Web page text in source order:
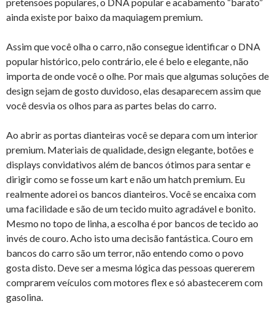
ainda existe por baixo da maquiagem premium.
Assim que você olha o carro, não consegue identificar o DNA
popular histórico, pelo contrário, ele é belo e elegante, não
importa de onde você o olhe. Por mais que algumas soluções de
design sejam de gosto duvidoso, elas desaparecem assim que
você desvia os olhos para as partes belas do carro.
Ao abrir as portas dianteiras você se depara com um interior
premium. Materiais de qualidade, design elegante, botões e
displays convidativos além de bancos ótimos para sentar e
dirigir como se fosse um kart e não um hatch premium. Eu
realmente adorei os bancos dianteiros. Você se encaixa com
uma facilidade e são de um tecido muito agradável e bonito.
Mesmo no topo de linha, a escolha é por bancos de tecido ao
invés de couro. Acho isto uma decisão fantástica. Couro em
bancos do carro são um terror, não entendo como o povo
gosta disto. Deve ser a mesma lógica das pessoas quererem
comprarem veículos com motores flex e só abastecerem com
gasolina.